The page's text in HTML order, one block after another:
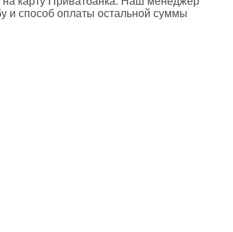
и способ оплаты остальной суммы